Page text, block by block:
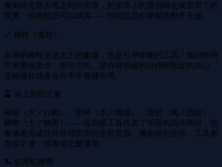
魔術師充當天地之間的管道，把形而上的靈感轉化成形而下的
現實。你的想法可以成真——但前提是你要願意動手去做。
🪄 權杖（魔杖）
高舉的權杖是意志力的象徵，也是引導能量的工具。魔術師用
它來聚焦意念、指引方向。當你有明確的目標和堅定的決心，
這根權杖就會在你手中發揮作用。
🎴 桌上的四元素
權杖（火／行動）、聖杯（水／情感）、寶劍（風／思維）、
錢幣（土／物質）——這四樣工具代表了塔羅的四大牌組，也
象徵著完成任何目標所需的全部資源。魔術師告訴你：工具都
在你手邊，就看你怎麼運用。
🐍 銜尾蛇腰帶